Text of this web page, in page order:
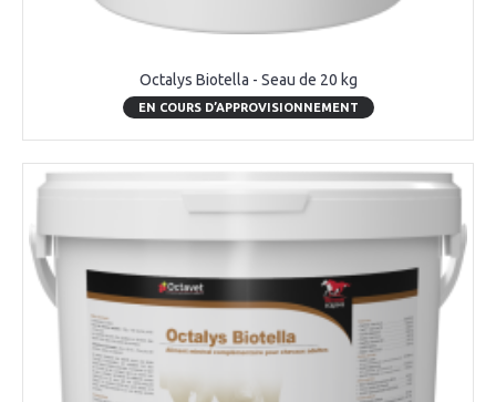
Octalys Biotella - Seau de 20 kg
EN COURS D’APPROVISIONNEMENT